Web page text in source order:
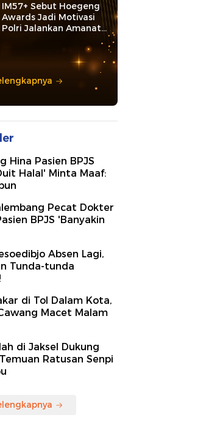
IM57+ Sebut Hoegeng
Awards Jadi Motivasi
Polri Jalankan Amanat
Hina Pasien BPJS
Halal' Minta Maaf:
Pecat Dokter
BPJS 'Banyakin
Absen Lagi,
Tunda-tunda
di Tol Dalam Kota,
Macet Malam
di Jaksel Dukung
Ratusan Senpi